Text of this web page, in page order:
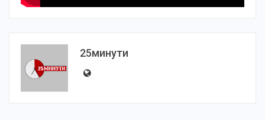
25минути